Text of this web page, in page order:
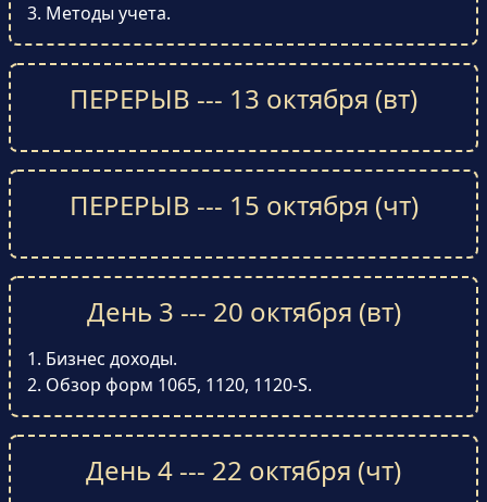
Методы учета.
ПЕРЕРЫВ --- 13 октября (вт)
ПЕРЕРЫВ --- 15 октября (чт)
День 3 --- 20 октября (вт)
Бизнес доходы.
Обзор форм 1065, 1120, 1120-S.
День 4 --- 22 октября (чт)